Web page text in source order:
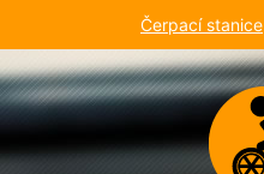
Čerpací stanice